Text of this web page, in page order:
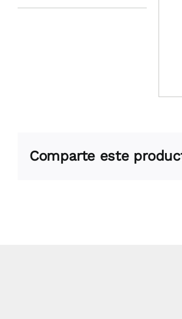
Comparte este